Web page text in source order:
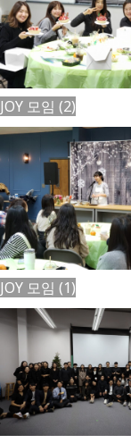
JOY 모임 (2)
JOY 모임 (1)